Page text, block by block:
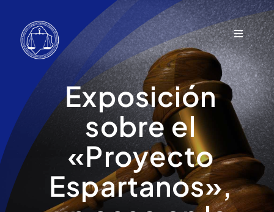
contenido
Toggle
Noticias
Actividades
Becas
Contacto
Exposición
sobre el
«Proyecto
Espartanos»,